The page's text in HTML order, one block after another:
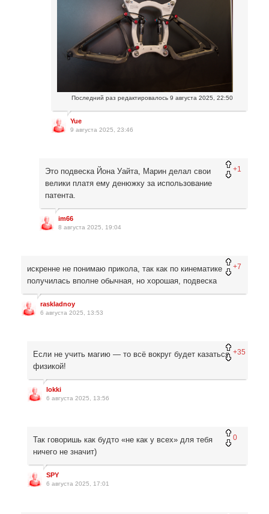
Последний раз редактировалось 9 августа 2025, 22:50
Yue
9 августа 2025, 23:46
+1
Это подвеска Йона Уайта, Марин делал свои
велики платя ему денюжку за использование
патента.
im66
8 августа 2025, 19:04
+7
искренне не понимаю прикола, так как по кинематике
получилась вполне обычная, но хорошая, подвеска
raskladnoy
6 августа 2025, 13:53
+35
Если не учить магию — то всё вокруг будет казаться
физикой!
lokki
6 августа 2025, 13:56
0
Так говоришь как будто «не как у всех» для тебя
ничего не значит)
SPY
6 августа 2025, 17:01